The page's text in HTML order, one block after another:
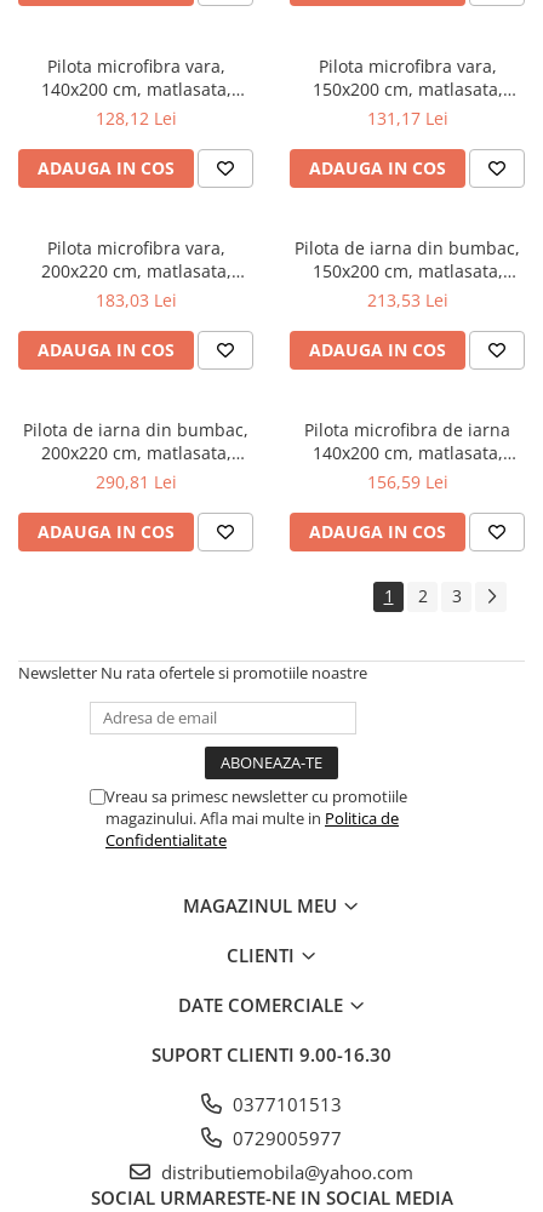
Pilota microfibra vara,
140x200 cm, matlasata,
hipoalergenica, usoara,
densitate 200 g/m², lavabila la
95°C, alb
128,12 Lei
ADAUGA IN COS
Pilota microfibra vara,
150x200 cm, matlasata,
hipoalergenica, usoara,
densitate 200 g/m², lavabila la
95°C, alb
131,17 Lei
ADAUGA IN COS
Pilota microfibra vara,
200x220 cm, matlasata,
hipoalergenica, usoara,
densitate 200 g/m², lavabila la
95°C, alb
183,03 Lei
ADAUGA IN COS
Pilota de iarna din bumbac,
150x200 cm, matlasata,
umplutura bilute siliconizate,
95°C, alb
213,53 Lei
ADAUGA IN COS
Pilota de iarna din bumbac,
200x220 cm, matlasata,
umplutura bilute siliconizate,
95°C, alb
290,81 Lei
ADAUGA IN COS
Pilota microfibra de iarna
140x200 cm, matlasata,
umplutura bilute siliconizate,
g/m², lavabila la 95°C, alb
156,59 Lei
ADAUGA IN COS
1 2 3
Newsletter Nu rata ofertele si promotiile noastre
Vreau sa primesc newsletter cu promotiile
magazinului. Afla mai multe in Politica de
Confidentialitate
MAGAZINUL MEU
CLIENTI
DATE COMERCIALE
SUPORT CLIENTI 9.00-16.30
0377101513
0729005977
distributiemobila@yahoo.com
SOCIAL URMARESTE-NE IN SOCIAL MEDIA